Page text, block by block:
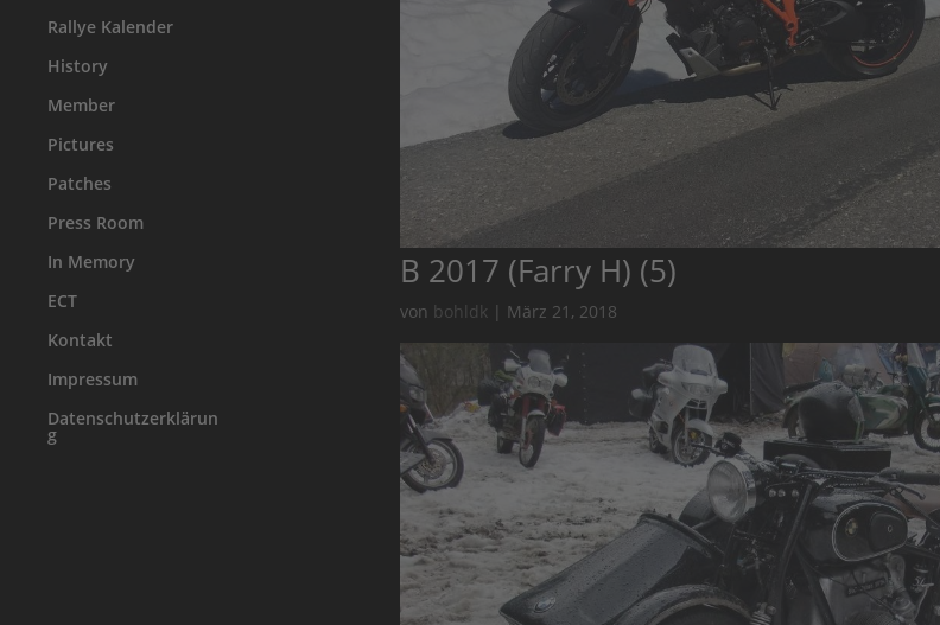
Rallye Kalender
History
Member
Pictures
Patches
Press Room
In Memory
ECT
Kontakt
Impressum
Datenschutzerklärun
g
B 2017 (Farry H) (5)
von bohldk| März 21, 2018